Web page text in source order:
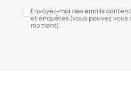
Envoyez-moi des emails
et enquêtes (vous pouvez vous
moment).